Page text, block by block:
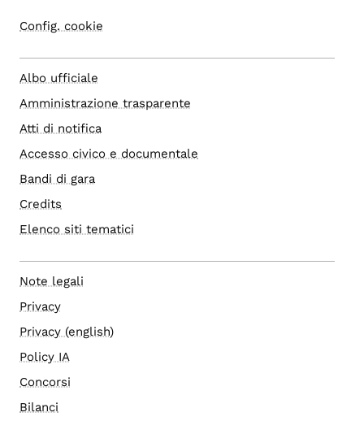
Config. cookie
Albo ufficiale
Amministrazione trasparente
Atti di notifica
Accesso civico e documentale
Bandi di gara
Credits
Elenco siti tematici
Note legali
Privacy
Privacy (english)
Policy IA
Concorsi
Bilanci